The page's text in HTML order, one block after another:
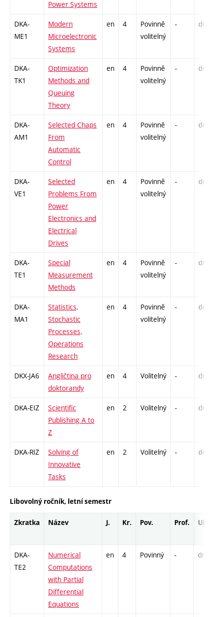
Power Systems
DKA-
ME1
Modern
Microelectronic
Systems
en 4
Povinně
volitelný
- drzk
DKA-
TK1
Optimization
Methods and
Queuing
Theory
en 4
Povinně
volitelný
- drzk
DKA-
AM1
Selected Chaps
From
Automatic
Control
en 4
Povinně
volitelný
- drzk
DKA-
VE1
Selected
Problems From
Power
Electronics and
Electrical
Drives
en 4
Povinně
volitelný
- drzk
DKA-
TE1
Special
Measurement
Methods
en 4
Povinně
volitelný
- drzk
DKA-
MA1
Statistics,
Stochastic
Processes,
Operations
Research
en 4
Povinně
volitelný
- drzk
DKX-JA6
Angličtina pro
doktorandy
en 4 Volitelný - drzk
DKA-EIZ
Scientific
Publishing A to
Z
en 2 Volitelný - drzk
DKA-RIZ
Solving of
Innovative
Tasks
en 2 Volitelný - drzk
Libovolný ročník, letní semestr
Zkratka Název J. Kr. Pov. Prof. Uk.
DKA-
TE2
Numerical
Computations
with Partial
Differential
Equations
en 4 Povinný - drzk